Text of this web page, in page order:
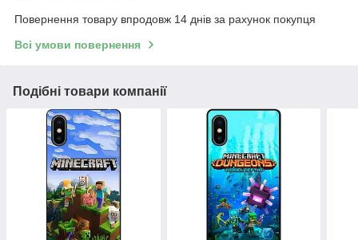
Повернення товару впродовж 14 днів за рахунок покупця
Всі умови повернення
Подібні товари компанії